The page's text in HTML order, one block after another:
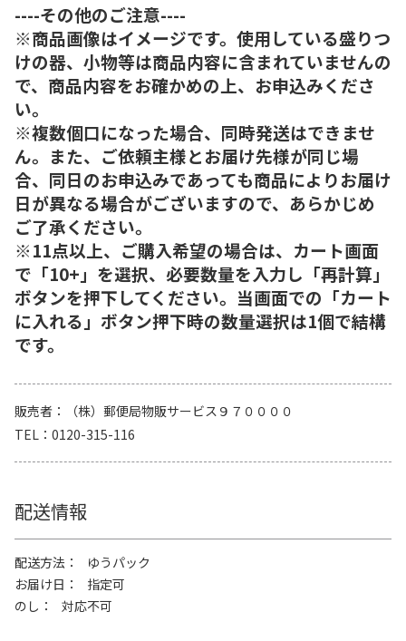
----その他のご注意----
※商品画像はイメージです。使用している盛りつ
けの器、小物等は商品内容に含まれていませんの
で、商品内容をお確かめの上、お申込みくださ
い。
※複数個口になった場合、同時発送はできませ
ん。また、ご依頼主様とお届け先様が同じ場
合、同日のお申込みであっても商品によりお届け
日が異なる場合がございますので、あらかじめ
ご了承ください。
※11点以上、ご購入希望の場合は、カート画面
で「10+」を選択、必要数量を入力し「再計算」
ボタンを押下してください。当画面での「カート
に入れる」ボタン押下時の数量選択は1個で結構
です。
販売者
（株）郵便局物販サービス９７００００
TEL
0120-315-116
配送情報
配送方法
ゆうパック
お届け日
指定可
のし
対応不可